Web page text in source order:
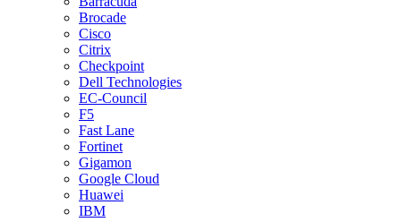
Brocade
Cisco
Citrix
Checkpoint
Dell Technologies
EC-Council
F5
Fast Lane
Fortinet
Gigamon
Google Cloud
Huawei
IBM